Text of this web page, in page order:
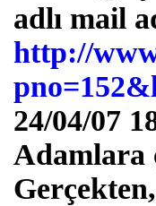
adlı mail
http://
24/04/07
Adamlara